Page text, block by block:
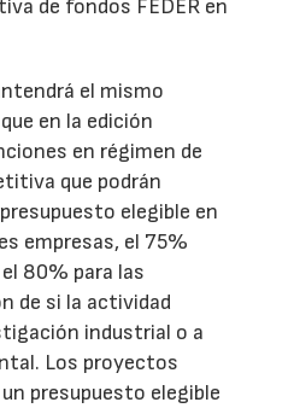
de fondos FEDER en
el mismo
en la edición
en régimen de
que podrán
elegible en
empresas, el 75%
80% para las
de si la actividad
industrial o a
Los proyectos
presupuesto elegible